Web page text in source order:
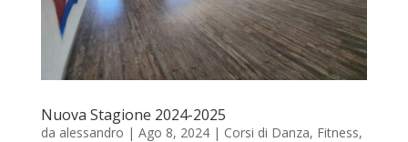
Nuova Stagione 2024-2025
da alessandro | Ago 8, 2024| Corsi di Danza, Fitness,